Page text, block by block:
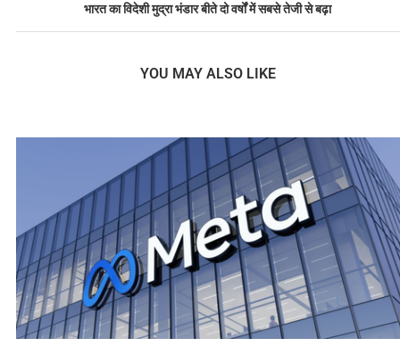
भारत का विदेशी मुद्रा भंडार बीते दो वर्षों में सबसे तेजी से बढ़ा
YOU MAY ALSO LIKE